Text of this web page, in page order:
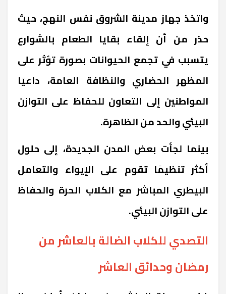
واتخذ جهاز مدينة الشروق نفس النهج، حيث
حذر من أن إلقاء بقايا الطعام بالشوارع
يتسبب في تجمع الحيوانات بصورة تؤثر على
المظهر الحضاري والنظافة العامة، داعيًا
المواطنين إلى التعاون للحفاظ على التوازن
البيئي والحد من الظاهرة.
بينما لجأت بعض المدن الجديدة، إلى حلول
أكثر تنظيمًا تقوم على الإيواء والتعامل
البيطري المباشر مع الكلاب الحرة والحفاظ
على التوازن البيئي.
التصدي للكلاب الضالة بالعاشر من
رمضان وحدائق العاشر